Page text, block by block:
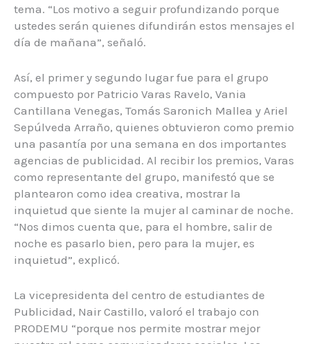
tema. “Los motivo a seguir profundizando porque
ustedes serán quienes difundirán estos mensajes el
día de mañana”, señaló.
Así, el primer y segundo lugar fue para el grupo
compuesto por Patricio Varas Ravelo, Vania
Cantillana Venegas, Tomás Saronich Mallea y Ariel
Sepúlveda Arraño, quienes obtuvieron como premio
una pasantía por una semana en dos importantes
agencias de publicidad. Al recibir los premios, Varas
como representante del grupo, manifestó que se
plantearon como idea creativa, mostrar la
inquietud que siente la mujer al caminar de noche.
“Nos dimos cuenta que, para el hombre, salir de
noche es pasarlo bien, pero para la mujer, es
inquietud”, explicó.
La vicepresidenta del centro de estudiantes de
Publicidad, Nair Castillo, valoró el trabajo con
PRODEMU “porque nos permite mostrar mejor